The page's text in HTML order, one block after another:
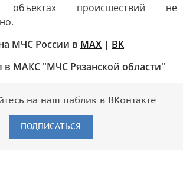
происшествий не
МЧС России в MAX | ВК
в МАКС "МЧС Рязанской области"
на наш паблик в ВКонтакте
ПОДПИСАТЬСЯ